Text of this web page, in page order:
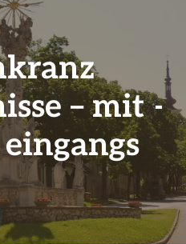
– mit